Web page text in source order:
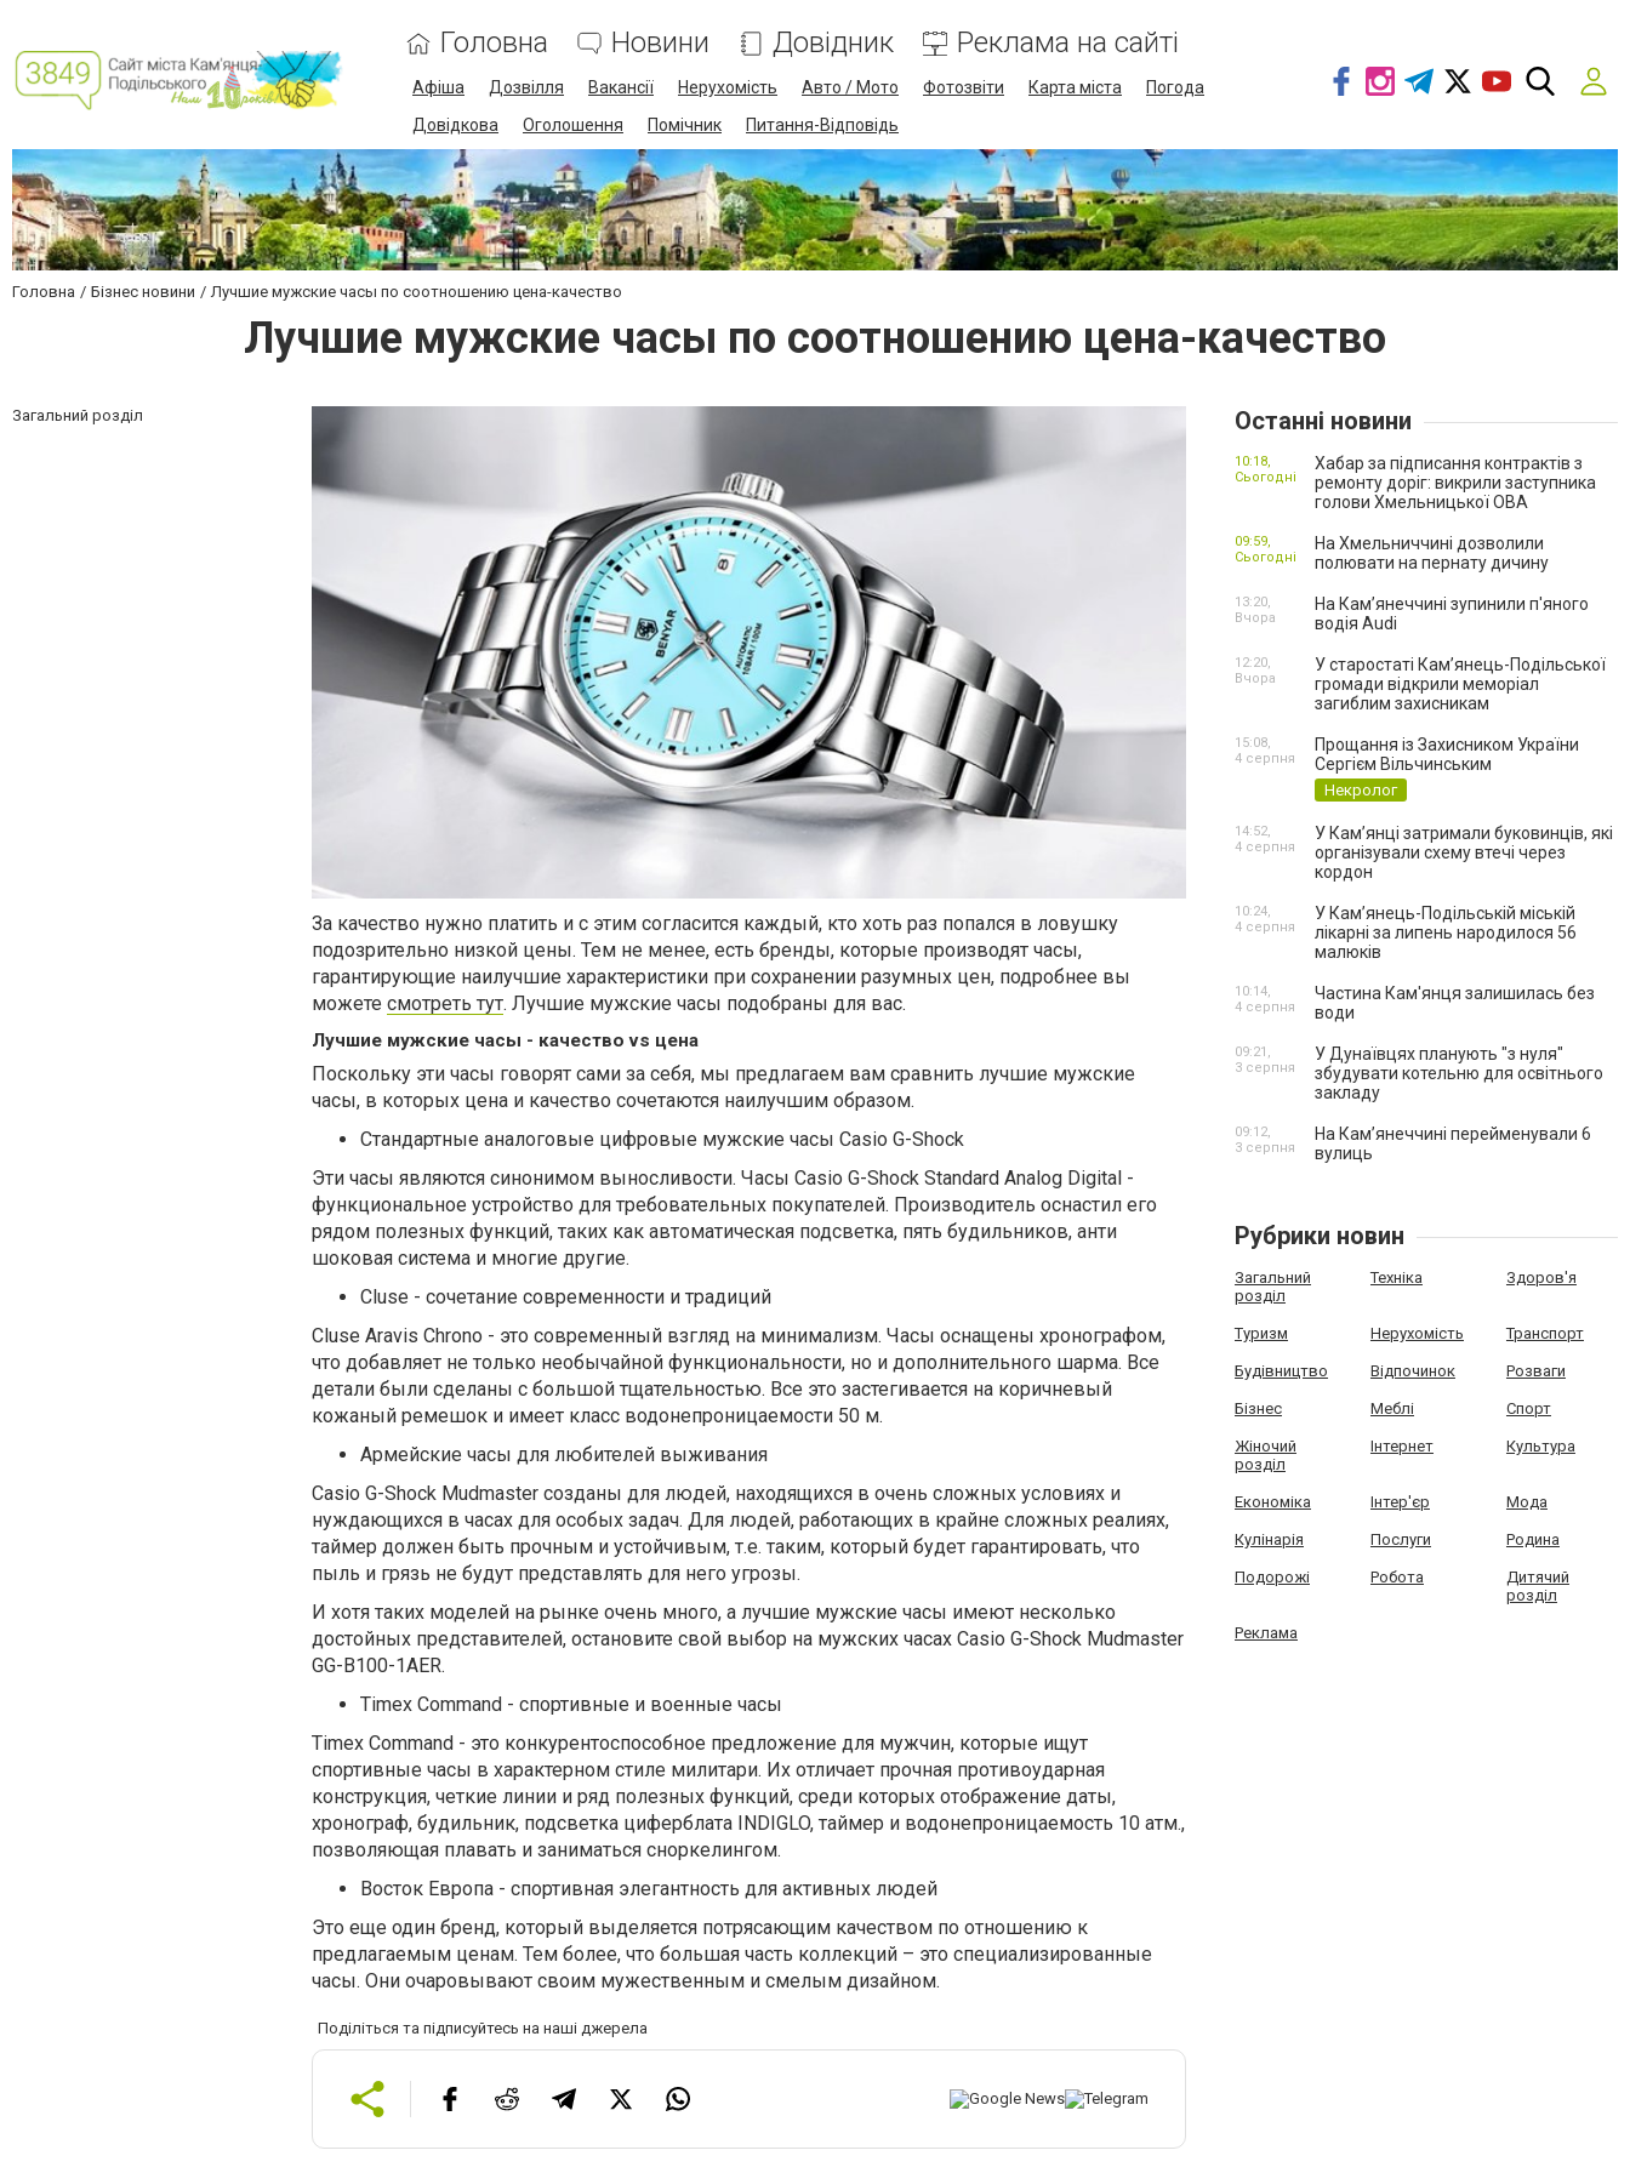
Головна Новини Довідник Реклама на сайті
Афіша Дозвілля Вакансії Нерухомість Авто / Мото Фотозвіти Карта міста
Погода
Довідкова
Оголошення Помічник Питання-Відповідь
Головна Бізнес новини Лучшие мужские часы по соотношению цена-качество
Лучшие мужские часы по соотношению цена-качество
Загальний розділ
За качество нужно платить и с этим согласится каждый, кто хоть раз попался в ловушку
подозрительно низкой цены. Тем не менее, есть бренды, которые производят часы,
гарантирующие наилучшие характеристики при сохранении разумных цен, подробнее вы
можете смотреть тут. Лучшие мужские часы подобраны для вас.
Лучшие мужские часы - качество vs цена
Поскольку эти часы говорят сами за себя, мы предлагаем вам сравнить лучшие мужские
часы, в которых цена и качество сочетаются наилучшим образом.
Стандартные аналоговые цифровые мужские часы Casio G-Shock
Эти часы являются синонимом выносливости. Часы Casio G-Shock Standard Analog Digital -
функциональное устройство для требовательных покупателей. Производитель оснастил его
рядом полезных функций, таких как автоматическая подсветка, пять будильников, анти
шоковая система и многие другие.
Cluse - сочетание современности и традиций
Cluse Aravis Chrono - это современный взгляд на минимализм. Часы оснащены хронографом,
что добавляет не только необычайной функциональности, но и дополнительного шарма. Все
детали были сделаны с большой тщательностью. Все это застегивается на коричневый
кожаный ремешок и имеет класс водонепроницаемости 50 м.
Армейские часы для любителей выживания
Casio G-Shock Mudmaster созданы для людей, находящихся в очень сложных условиях и
нуждающихся в часах для особых задач. Для людей, работающих в крайне сложных реалиях,
таймер должен быть прочным и устойчивым, т.е. таким, который будет гарантировать, что
пыль и грязь не будут представлять для него угрозы.
И хотя таких моделей на рынке очень много, а лучшие мужские часы имеют несколько
достойных представителей, остановите свой выбор на мужских часах Casio G-Shock Mudmaster
GG-B100-1AER.
Timex Command - спортивные и военные часы
Timex Command - это конкурентоспособное предложение для мужчин, которые ищут
спортивные часы в характерном стиле милитари. Их отличает прочная противоударная
конструкция, четкие линии и ряд полезных функций, среди которых отображение даты,
хронограф, будильник, подсветка циферблата INDIGLO, таймер и водонепроницаемость 10 атм.,
позволяющая плавать и заниматься сноркелингом.
Восток Европа - спортивная элегантность для активных людей
Это еще один бренд, который выделяется потрясающим качеством по отношению к
предлагаемым ценам. Тем более, что большая часть коллекций – это специализированные
часы. Они очаровывают своим мужественным и смелым дизайном.
Поділіться та підписуйтесь на наші джерела
Останні новини
Хабар за підписання контрактів з
ремонту доріг: викрили заступника
голови Хмельницької ОВА
10:18,
Сьогодні
На Хмельниччині дозволили
полювати на пернату дичину
09:59,
Сьогодні
На Камʼянеччині зупинили п'яного
водія Audi
13:20,
Вчора
У старостаті Кам’янець-Подільської
громади відкрили меморіал
загиблим захисникам
12:20,
Вчора
Прощання із Захисником України
Сергієм Вільчинським
Некролог
15:08,
4 серпня
У Кам’янці затримали буковинців, які
організували схему втечі через
кордон
14:52,
4 серпня
У Кам’янець-Подільській міській
лікарні за липень народилося 56
малюків
10:24,
4 серпня
Частина Кам'янця залишилась без
води
10:14,
4 серпня
У Дунаївцях планують "з нуля"
збудувати котельню для освітнього
закладу
09:21,
3 серпня
На Камʼянеччині перейменували 6
вулиць
09:12,
3 серпня
Рубрики новин
Загальний
розділ
Техніка Здоров'я
Туризм Нерухомість Транспорт
Будівництво Відпочинок Розваги
Бізнес Меблі Спорт
Жіночий
розділ
Інтернет Культура
Економіка Інтер'єр Мода
Кулінарія Послуги Родина
Подорожі Робота
Дитячий
розділ
Реклама